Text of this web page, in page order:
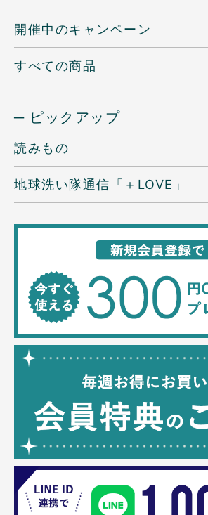
開催中のキャンペーン
すべての商品
─ ピックアップ
読みもの
地球洗い隊通信「＋LOVE」